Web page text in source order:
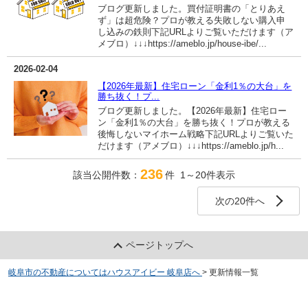
ブログ更新しました。買付証明書の「とりあえ
ず」は超危険？プロが教える失敗しない購入申
し込みの鉄則下記URLよりご覧いただけます（ア
メブロ）↓↓↓https://ameblo.jp/house-ibe/...
2026-02-04
【2026年最新】住宅ローン「金利1％の大台」を
勝ち抜く！プ...
ブログ更新しました。【2026年最新】住宅ロー
ン「金利1％の大台」を勝ち抜く！プロが教える
後悔しないマイホーム戦略下記URLよりご覧いた
だけます（アメブロ）↓↓↓https://ameblo.jp/h...
該当公開件数： 236件 1～20件表示
次の20件へ
ページトップへ
岐阜市の不動産についてはハウスアイビー 岐阜店へ > 更新情報一覧